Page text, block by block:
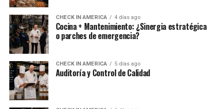
CHECK IN AMERICA 4 días ago
Cocina + Mantenimiento: ¿Sinergia estratégica
o parches de emergencia?
CHECK IN AMERICA 5 días ago
Auditoría y Control de Calidad